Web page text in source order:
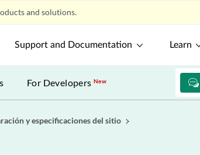
and solutions.
Support and Documentation Learn
For DevelopersNew
y especificaciones del sitio